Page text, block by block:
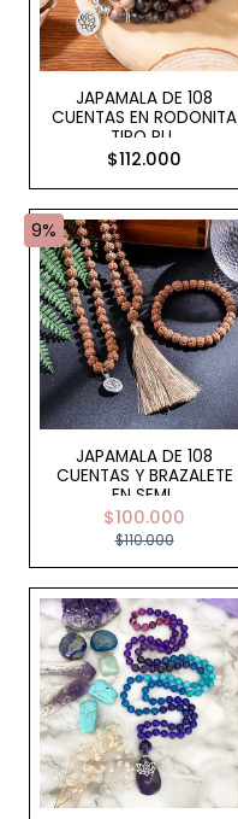
JAPAMALA DE 108
CUENTAS EN RODONITA
TIPO PU..
$112.000
9%
JAPAMALA DE 108
CUENTAS Y BRAZALETE
EN SEMI..
$100.000
$110.000